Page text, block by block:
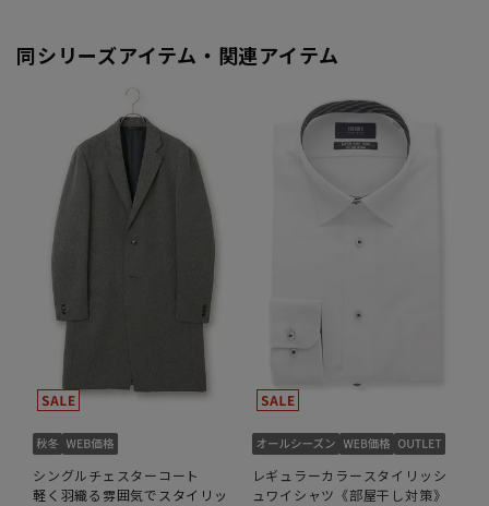
同シリーズアイテム・関連アイテム
シングルチェスターコート
軽く羽織る雰囲気でスタイリッ
レギュラーカラースタイリッシ
ュワイシャツ《部屋干し対策》